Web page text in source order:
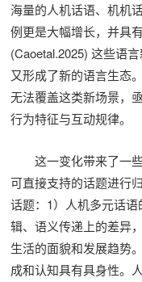
海量的人机话语、机机
例更是大幅增长，并具
(Caoetal.2025) 这些语
又形成了新的语言生态
无法覆盖这类新场景，
行为特征与互动规律。
这一变化带来了一
可直接支持的话题进行
话题：1）人机多元话
辑、语义传递上的差异
生活的面貌和发展趋势
成和认知具有具身性。